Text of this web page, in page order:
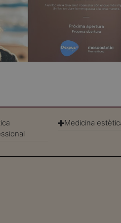
Cugat, Sabadell, Manresa, Tarragona
Medicina